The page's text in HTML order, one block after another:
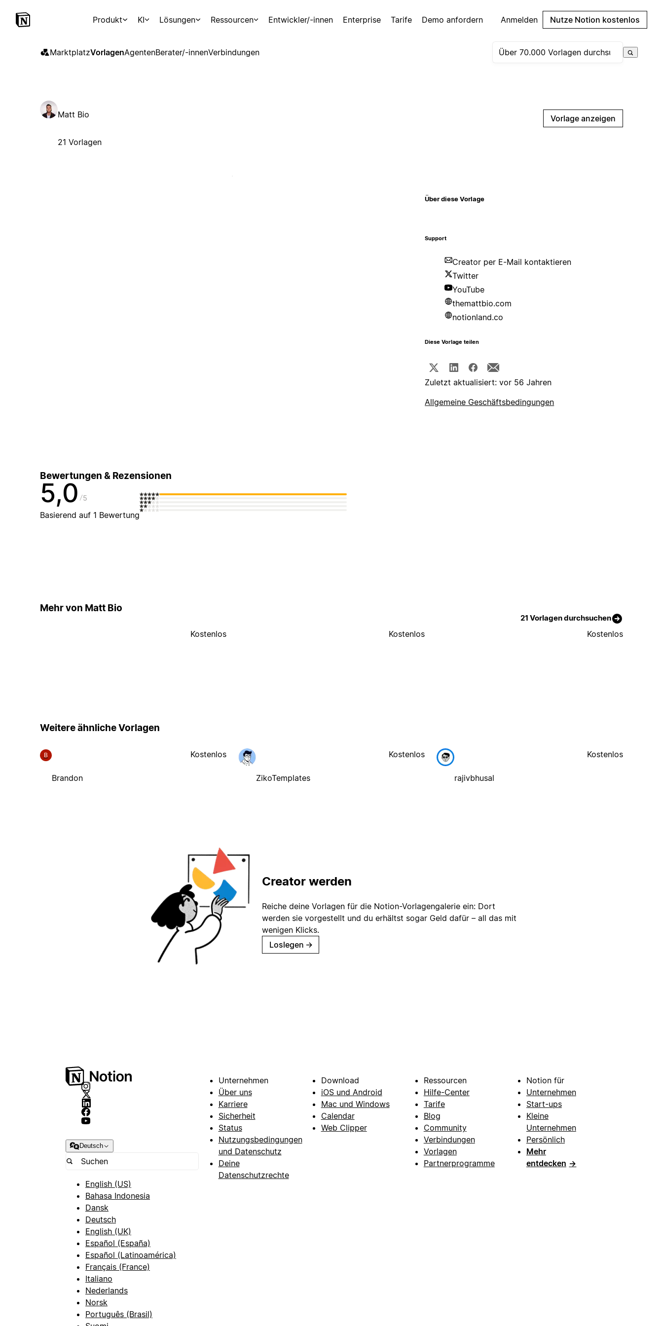
Produkt KI Lösungen Ressourcen Entwickler/-innen Enterprise Tarife Demo anfordern Anmelden Nutze Notion kostenlos
MarktplatzVorlagenAgentenBerater/-innenVerbindungen
Matt Bio
21 Vorlagen
Vorlage anzeigen
Über diese Vorlage
Support
Creator per E-Mail kontaktieren
Twitter
YouTube
themattbio.com
notionland.co
Diese Vorlage teilen
Zuletzt aktualisiert: vor 56 Jahren
Allgemeine Geschäftsbedingungen
Bewertungen & Rezensionen
5,0 5
Basierend auf 1 Bewertung
Mehr von Matt Bio
21 Vorlagen durchsuchen
Kostenlos Kostenlos Kostenlos
Weitere ähnliche Vorlagen
B
Brandon
Kostenlos
ZikoTemplates
Kostenlos
rajivbhusal
Kostenlos
Creator werden
Reiche deine Vorlagen für die Notion-Vorlagengalerie ein: Dort
werden sie vorgestellt und du erhältst sogar Geld dafür – all das mit
wenigen Klicks.
Loslegen →
Deutsch
English (US)
Bahasa Indonesia
Dansk
Deutsch
English (UK)
Español (España)
Español (Latinoamérica)
Français (France)
Italiano
Nederlands
Norsk
Português (Brasil)
Unternehmen
Über uns
Karriere
Sicherheit
Status
Nutzungsbedingungen
und Datenschutz
Deine
Datenschutzrechte
Download
iOS und Android
Mac und Windows
Calendar
Web Clipper
Ressourcen
Hilfe-Center
Tarife
Blog
Community
Verbindungen
Vorlagen
Partnerprogramme
Notion für
Unternehmen
Start-ups
Kleine
Unternehmen
Persönlich
Mehr
entdecken →